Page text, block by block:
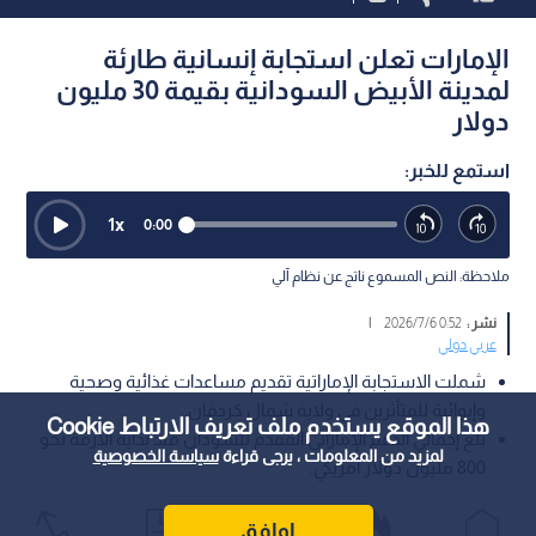
هذا الموقع يستخدم ملف تعريف الارتباط Cookie
لمزيد من المعلومات ، يرجى قراءةسياسة الخصوصية
اوافق
الإمارات تعلن استجابة إنسانية طارئة
لمدينة الأبيض السودانية بقيمة 30 مليون
دولار
استمع للخبر:
0:00
1x
ملاحظة: النص المسموع ناتج عن نظام آلي
نشر :0:52 2026/7/6
|
عربي دولي
شملت الاستجابة الإماراتية تقديم مساعدات غذائية وصحية
بلغ إجمالي الدعم الإماراتي المقدم للسودان منذ بداية الأزمة نحو
أعلنت دولة الإمارات بتوجيهات من الشيخ محمد بن زايد، عن استجابة